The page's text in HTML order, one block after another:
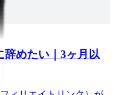
辞めたい｜3ヶ月以